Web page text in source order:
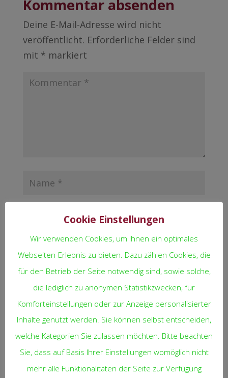
Kommentar absenden
Deine E-Mail-Adresse wird nicht
veröffentlicht. Erforderliche Felder sind
mit * markiert
Name, E-Mail-Adresse und Website in
diesem Browser für meinen nächsten
Kommentar speichern.
Cookie Einstellungen
Wir verwenden Cookies, um Ihnen ein optimales
Webseiten-Erlebnis zu bieten. Dazu zählen Cookies, die
für den Betrieb der Seite notwendig sind, sowie solche,
die lediglich zu anonymen Statistikzwecken, für
Komforteinstellungen oder zur Anzeige personalisierter
Inhalte genutzt werden. Sie können selbst entscheiden,
welche Kategorien Sie zulassen möchten. Bitte beachten
Sie, dass auf Basis Ihrer Einstellungen womöglich nicht
mehr alle Funktionalitäten der Seite zur Verfügung